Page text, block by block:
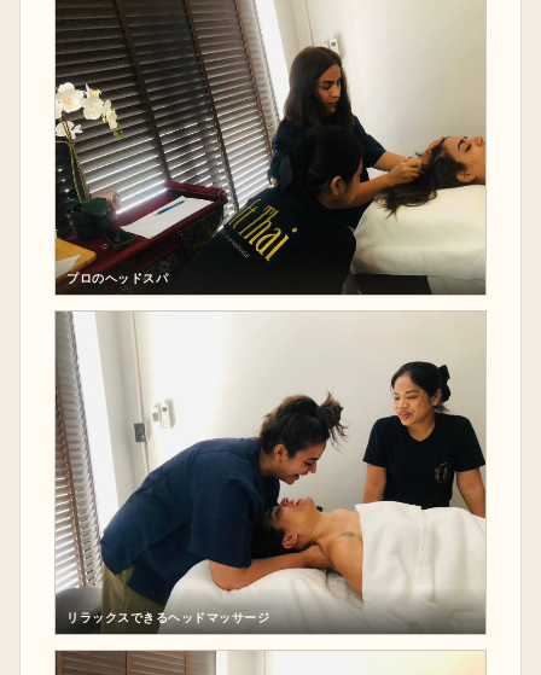
プロのヘッドスパ
リラックスできるヘッドマッサージ